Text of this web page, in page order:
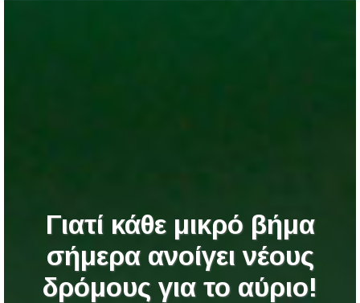
Γιατί κάθε μικρό βήμα
σήμερα ανοίγει νέους
δρόμους για το αύριο!